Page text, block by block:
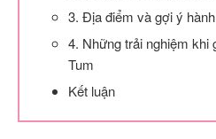
3. Địa điểm và gợi ý
4. Những trải nghiệm khi
Tum
Kết luận